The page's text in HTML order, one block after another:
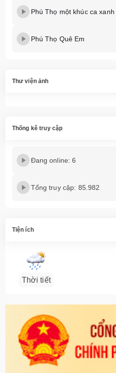
Phú Thọ một khúc ca xanh
Phú Thọ Quê Em
Thư viện ảnh
Thống kê truy cập
Đang online: 6
Tổng truy cập: 85.982
Tiện ích
Thời tiết